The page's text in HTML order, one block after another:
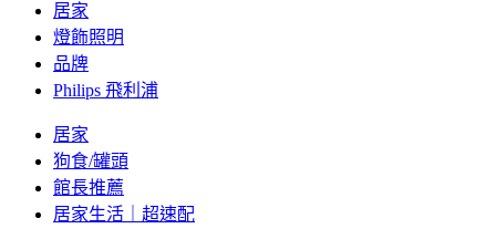
居家
燈飾照明
品牌
Philips 飛利浦
居家
狗食/罐頭
館長推薦
居家生活｜超速配